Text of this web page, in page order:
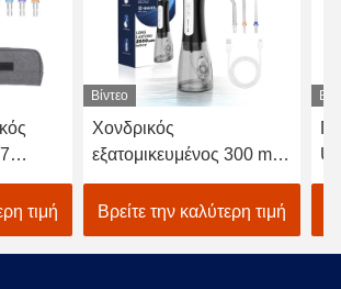
ml
τιμή
Βίντεο
Προφορικό νερό Flosser
USB προσοχής Electric
που χρεώνει 1400
σφυγμό/λ.
Βρείτε την καλύτερη τιμή